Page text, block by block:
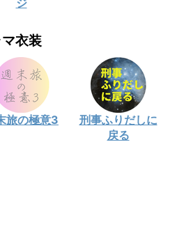
ジ
衣装
旅の極意3
刑事ふりだしに
戻る